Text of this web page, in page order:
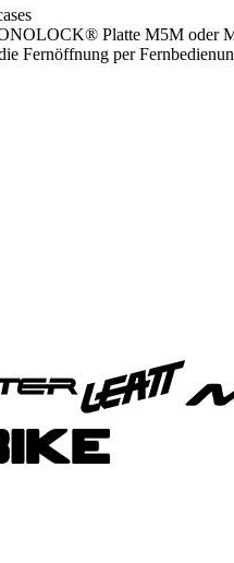
Platte M5M oder
Fernöffnung per